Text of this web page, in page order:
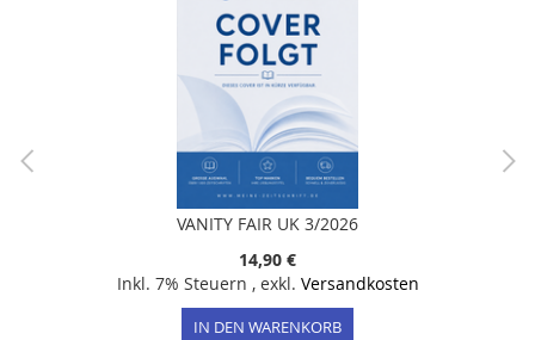
VANITY FAIR UK 3/2026
14,90 €
Inkl. 7% Steuern , exkl. Versandkosten
IN DEN WARENKORB